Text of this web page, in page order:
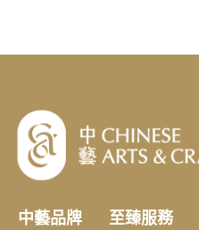
中藝品牌 至臻服務